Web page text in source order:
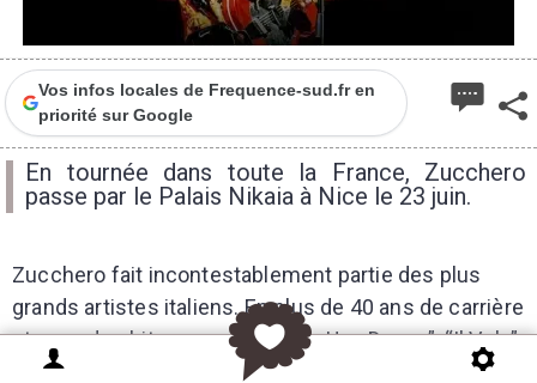
Vos infos locales de Frequence-sud.fr en
priorité sur Google
En tournée dans toute la France, Zucchero
passe par le Palais Nikaia à Nice le 23 juin.
Zucchero fait incontestablement partie des plus
grands artistes italiens. En plus de 40 ans de carrière
et avec des hits comme “Senza Una Donna”, “Il Volo”
ou “Baila Morena”, il a vendu plus de 60 millions de